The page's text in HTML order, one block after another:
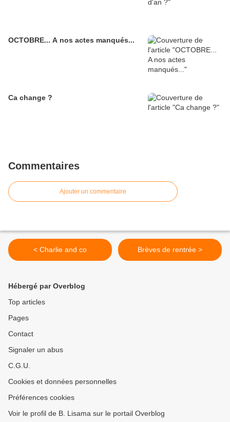
OCTOBRE... A nos actes manqués...
Ca change ?
Commentaires
Ajouter un commentaire
< Charlie and co Brèves de rentrée >
Hébergé par Overblog
Top articles
Pages
Contact
Signaler un abus
C.G.U.
Cookies et données personnelles
Préférences cookies
Voir le profil de B. Lisama sur le portail Overblog